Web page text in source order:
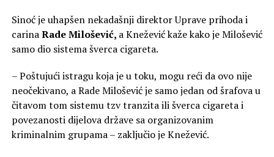
Sinoć je uhapšen nekadašnji direktor Uprave prihoda i
carinaRade Milošević, a Knežević kaže kako je Milošević
samo dio sistema šverca cigareta.
– Poštujući istragu koja je u toku, mogu reći da ovo nije
neočekivano, a Rade Milošević je samo jedan od šrafova u
čitavom tom sistemu tzv tranzita ili šverca cigareta i
povezanosti dijelova države sa organizovanim
kriminalnim grupama – zaključio je Knežević.